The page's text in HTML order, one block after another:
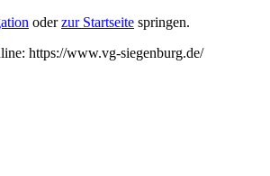
oderzur Startseite springen.
https://www.vg-siegenburg.de/